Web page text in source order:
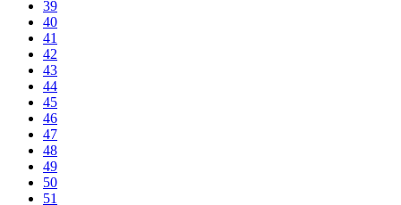
39
40
41
42
43
44
45
46
47
48
49
50
51